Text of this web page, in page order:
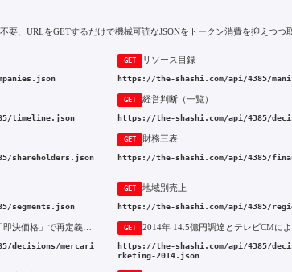
要、URLをGETするだけで機械可読なJSONをトークン消費を抑えつつ
GET リソース目録
https://the-shashi.com/api/4385/
timeline.json
GET 経営判断（一覧）
https://the-shashi.com/api/4385/
shareholders.json
GET 財務三表
https://the-shashi.com/api/4385/
segments.json
GET 地域別売上
https://the-shashi.com/api/4385/
2013年 スマホ前提のCtoCを「即決価格」で再定義したメルカリの創業
decisions/mercari
GET
https://the-shashi.com/api/4385/
rketing-2014.json